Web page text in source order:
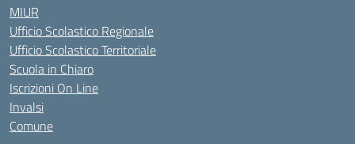
MIUR
Ufficio Scolastico Regionale
Ufficio Scolastico Territoriale
Scuola in Chiaro
Iscrizioni On Line
Invalsi
Comune